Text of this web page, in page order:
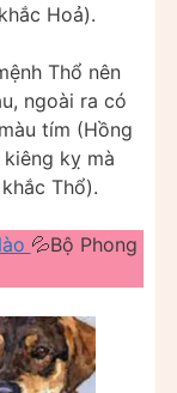
Hoả).
Thổ nên
ngoài ra có
tím (Hồng
kiêng kỵ mà
Thổ).
💦Bộ Phong